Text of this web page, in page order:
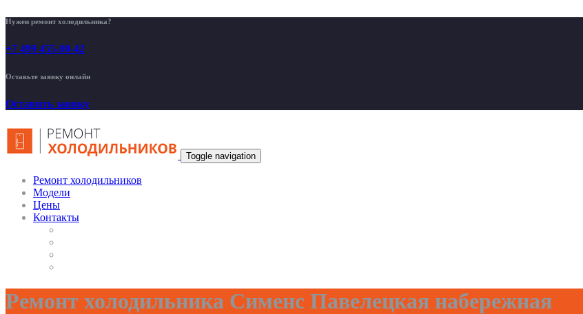
Нужен ремонт холодильника?
+7 499 455-00-42
Оставьте заявку онлайн
Оставить заявку
Toggle navigation
Ремонт холодильников
Модели
Цены
Контакты
Ремонт холодильника Сименс Павелецкая набережная